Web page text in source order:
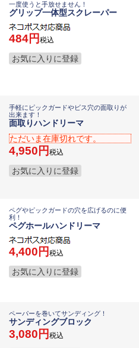
一度使うと手放せません！
グリップ一体型スクレーパー
484 税込
お気に入りに登録
手軽にピックガードやビス穴の面取りが
出来ます！
面取りハンドリーマ
ただいま在庫切れです。
4,950 税込
お気に入りに登録
ペグやピックガードの穴を広げるのに便
利！
ペグホールハンドリーマ
4,400 税込
お気に入りに登録
ペーパーを巻いてサンディング！
サンディングブロック
3,080 税込